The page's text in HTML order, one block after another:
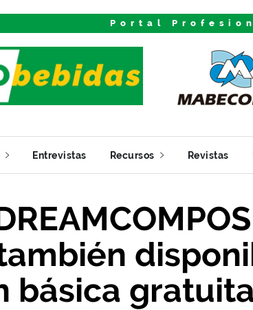
Portal
Entrevistas Recursos Revistas
básica gratuita